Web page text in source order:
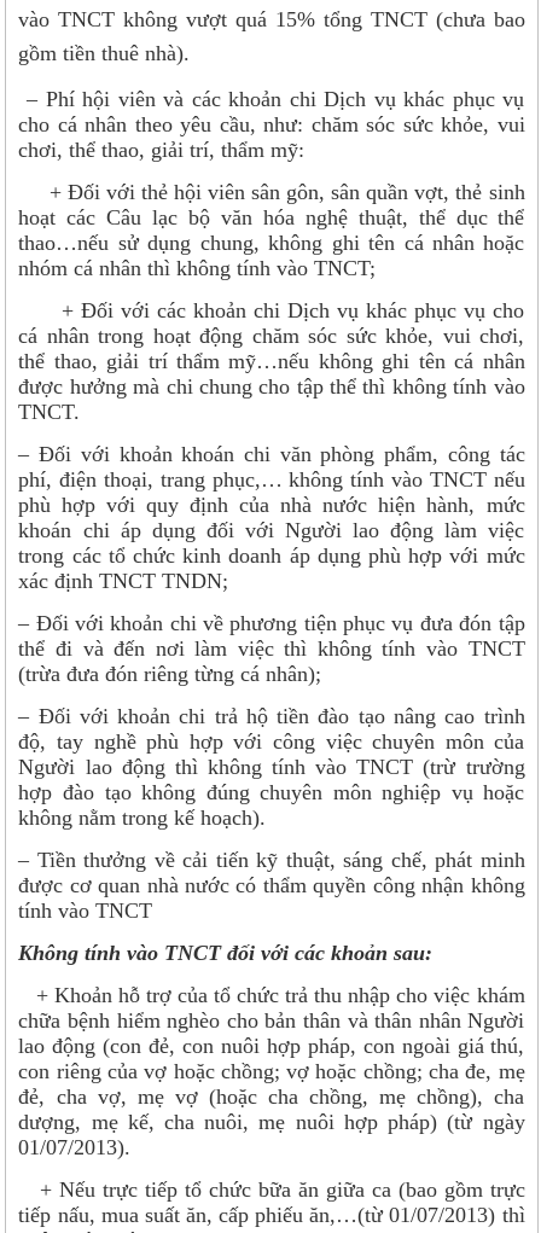
vào TNCT không vượt quá 15% tổng TNCT (chưa bao
gồm tiền thuê nhà).
– Phí hội viên và các khoản chi Dịch vụ khác phục vụ
cho cá nhân theo yêu cầu, như: chăm sóc sức khỏe, vui
chơi, thể thao, giải trí, thẩm mỹ:
+ Đối với thẻ hội viên sân gôn, sân quần vợt, thẻ sinh
hoạt các Câu lạc bộ văn hóa nghệ thuật, thể dục thể
thao…nếu sử dụng chung, không ghi tên cá nhân hoặc
nhóm cá nhân thì không tính vào TNCT;
+ Đối với các khoản chi Dịch vụ khác phục vụ cho
cá nhân trong hoạt động chăm sóc sức khỏe, vui chơi,
thể thao, giải trí thẩm mỹ…nếu không ghi tên cá nhân
được hưởng mà chi chung cho tập thể thì không tính vào
TNCT.
– Đối với khoản khoán chi văn phòng phẩm, công tác
phí, điện thoại, trang phục,… không tính vào TNCT nếu
phù hợp với quy định của nhà nước hiện hành, mức
khoán chi áp dụng đối với Người lao động làm việc
trong các tổ chức kinh doanh áp dụng phù hợp với mức
xác định TNCT TNDN;
– Đối với khoản chi về phương tiện phục vụ đưa đón tập
thể đi và đến nơi làm việc thì không tính vào TNCT
(trừa đưa đón riêng từng cá nhân);
– Đối với khoản chi trả hộ tiền đào tạo nâng cao trình
độ, tay nghề phù hợp với công việc chuyên môn của
Người lao động thì không tính vào TNCT (trừ trường
hợp đào tạo không đúng chuyên môn nghiệp vụ hoặc
không nằm trong kế hoạch).
– Tiền thưởng về cải tiến kỹ thuật, sáng chế, phát minh
được cơ quan nhà nước có thẩm quyền công nhận không
tính vào TNCT
Không tính vào TNCT đối với các khoản sau:
+ Khoản hỗ trợ của tổ chức trả thu nhập cho việc khám
chữa bệnh hiểm nghèo cho bản thân và thân nhân Người
lao động (con đẻ, con nuôi hợp pháp, con ngoài giá thú,
con riêng của vợ hoặc chồng; vợ hoặc chồng; cha đe, mẹ
đẻ, cha vợ, mẹ vợ (hoặc cha chồng, mẹ chồng), cha
dượng, mẹ kế, cha nuôi, mẹ nuôi hợp pháp) (từ ngày
01/07/2013).
+ Nếu trực tiếp tổ chức bữa ăn giữa ca (bao gồm trực
tiếp nấu, mua suất ăn, cấp phiếu ăn,…(từ 01/07/2013) thì